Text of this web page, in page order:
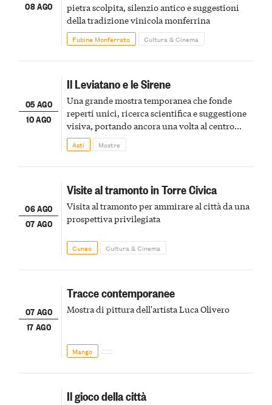
08 AGO
pietra scolpita, silenzio antico e suggestioni
della tradizione vinicola monferrina
Fubine Monferrato Cultura & Cinema
05 AGO
10 AGO
Il Leviatano e le Sirene
Una grande mostra temporanea che fonde
reperti unici, ricerca scientifica e suggestione
visiva, portando ancora una volta al centro
della scena le meraviglie del passato astigiano
Asti Mostre
06 AGO
07 AGO
Visite al tramonto in Torre Civica
Visita al tramonto per ammirare al città da una
prospettiva privilegiata
Cuneo Cultura & Cinema
07 AGO
17 AGO
Tracce contemporanee
Mostra di pittura dell'artista Luca Olivero
Mango
Il gioco della città